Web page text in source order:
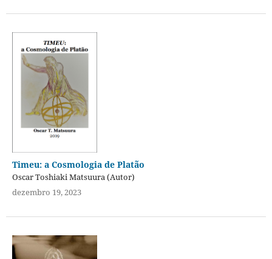
Timeu: a Cosmologia de Platão
Oscar Toshiaki Matsuura (Autor)
dezembro 19, 2023